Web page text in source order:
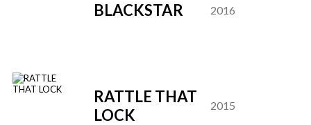
BLACKSTAR 2016
RATTLE THAT
LOCK
2015